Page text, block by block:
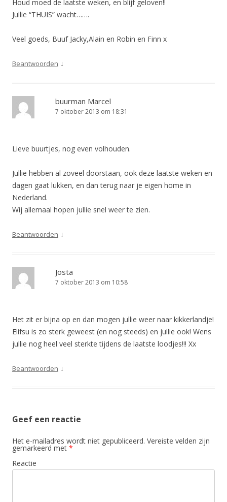
Houd moed de laatste weken, en blijf geloven!!
Jullie “THUIS” wacht…….
Veel goeds, Buuf Jacky,Alain en Robin en Finn x
Beantwoorden ↓
buurman Marcel
7 oktober 2013 om 18:31
Lieve buurtjes, nog even volhouden.
Jullie hebben al zoveel doorstaan, ook deze laatste weken en
dagen gaat lukken, en dan terug naar je eigen home in
Nederland.
Wij allemaal hopen jullie snel weer te zien.
Beantwoorden ↓
Josta
7 oktober 2013 om 10:58
Het zit er bijna op en dan mogen jullie weer naar kikkerlandje!
Elifsu is zo sterk geweest (en nog steeds) en jullie ook! Wens
jullie nog heel veel sterkte tijdens de laatste loodjes!!! Xx
Beantwoorden ↓
Geef een reactie
Het e-mailadres wordt niet gepubliceerd. Vereiste velden zijn
gemarkeerd met *
Reactie